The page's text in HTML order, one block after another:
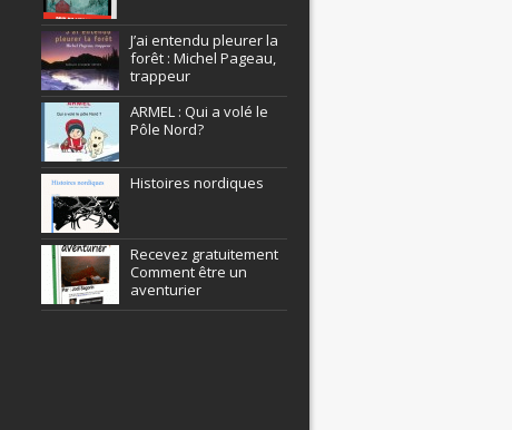
J’ai entendu pleurer la
forêt : Michel Pageau,
trappeur
ARMEL : Qui a volé le
Pôle Nord?
Histoires nordiques
Recevez gratuitement
Comment être un
aventurier